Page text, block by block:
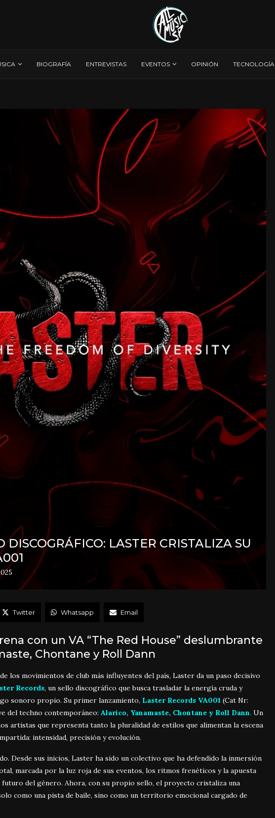
BIOGRAFÍA ENTREVISTAS EVENTOS OPINIÓN TECNOLOGÍA
DISCOGRÁFICO: LASTER CRISTALIZA SU
Twitter Whatsapp Email
con un VA “The Red House” deslumbrante
Chontane y Roll Dann
los movimientos de club más influyentes del país, Laster da un paso decisivo
Records, un sello discográfico que busca trasladar la energía cruda y
sonoro propio. Su primer lanzamiento, Laster Records VA001 (Cat Nr:
del techno contemporáneo: Alarico, Yanamaste, Chontane y Roll Dann. Un
artistas que representa tanto la pluralidad de estilos que alimentan la escena
intensidad, precisión y evolución.
Desde sus inicios, Laster ha sido un colectivo que ha defendido la inmersión
marcada por la luz roja de sus eventos, los ritmos frenéticos y la apuesta
del género. Ahora, con su propio sello, el proyecto cristaliza una
como una pista de baile, sino como un territorio emocional cargado de